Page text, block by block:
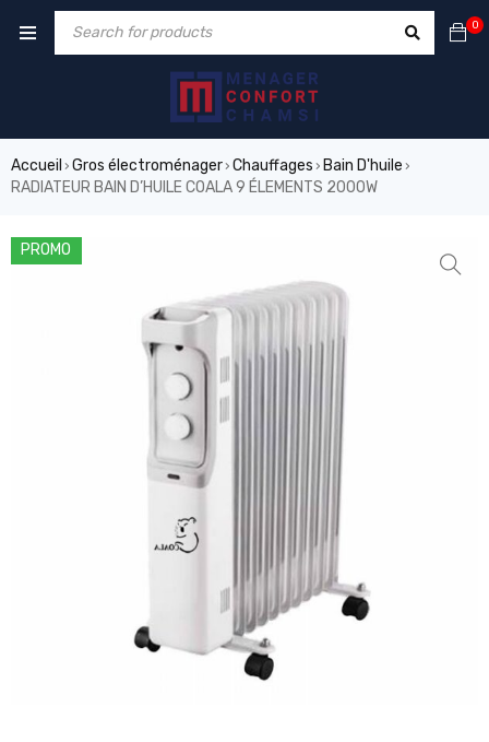
0
Accueil › Gros électroménager› Chauffages › Bain D'huile ›
RADIATEUR BAIN D’HUILE COALA 9 ÉLEMENTS 2000W
PROMO